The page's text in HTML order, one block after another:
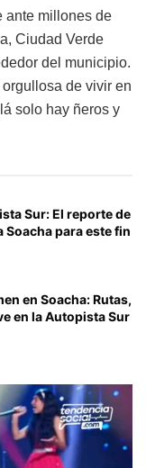
ante millones de
Ciudad Verde
del municipio.
de vivir en
solo hay ñeros y
Sur: El reporte de
Soacha para este fin
en Soacha: Rutas,
en la Autopista Sur